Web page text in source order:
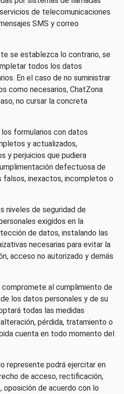
de telecomunicaciones
SMS y correo
se establezca lo contrario, se
todos los datos
En el caso de no suministrar
como necesarios, ChatZona
no cursar la concreta
los formularios con datos
y actualizados,
y perjuicios que pudiera
defectuosa de
falsos, inexactos, incompletos o
niveles de seguridad de
exigidos en la
de datos, instalando las
necesarias para evitar la
acceso no autorizado y demás
compromete al cumplimiento de
los datos personales y de su
todas las medidas
pérdida, tratamiento o
cuenta en todo momento del
represente podrá ejercitar en
de acceso, rectificación,
oposición de acuerdo con lo